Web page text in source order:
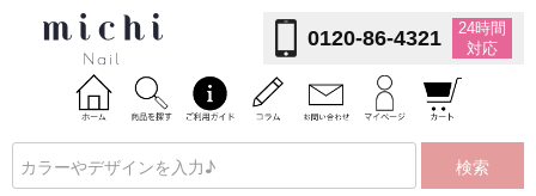
0120-86-4321
24時間
対応
検索